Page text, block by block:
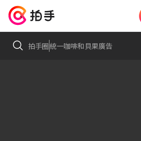
拍手圈統一咖啡和貝果廣告